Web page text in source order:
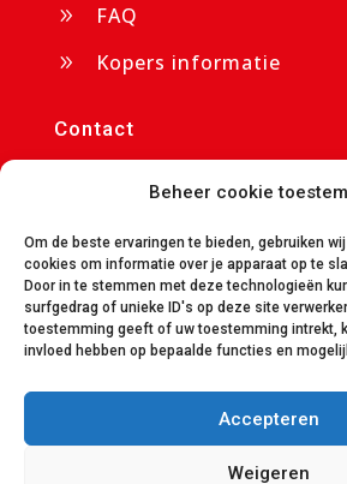
Beheer cookie
Om de beste ervaringen te bieden, gebruiken
cookies om informatie over je apparaat op te
Door in te stemmen met deze technologieën
surfgedrag of unieke ID's op deze site
toestemming geeft of uw toestemming intrekt,
invloed hebben op bepaalde functies en
Accepteren
Weigeren
9 FAQ
9 Kopers informatie
Contact
09350 Daumazan sur

 avendrecazaleres.nl
 +31 85 401 7650